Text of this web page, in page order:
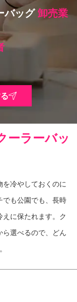
バッグ卸売業
ーラーバッ
冷やしておくのに
でも公園でも、長時
に保たれます。ク
選べるので、どん
한국어